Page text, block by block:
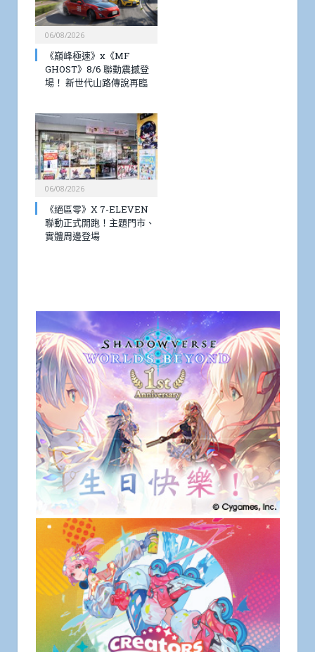
06/08/2026
《巔峰極速》x《MF
GHOST》8/6 聯動震撼登
場！ 新世代山路傳說再臨
06/08/2026
《絕區零》X 7-ELEVEN
聯動正式開跑！主題門市、
實體周邊登場